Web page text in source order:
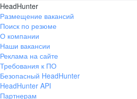
HeadHunter
Размещение вакансий
Поиск по резюме
О компании
Наши вакансии
Реклама на сайте
Требования к ПО
Безопасный HeadHunter
HeadHunter API
Партнерам